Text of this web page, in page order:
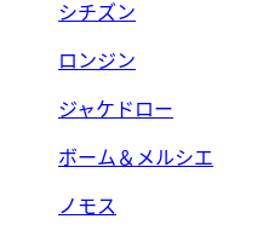
シチズン
ロンジン
ジャケドロー
ボーム＆メルシエ
ノモス